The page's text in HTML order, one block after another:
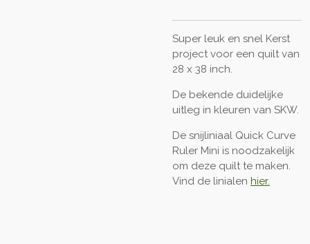
Super leuk en snel Kerst
project voor een quilt van
28 x 38 inch.
De bekende duidelijke
uitleg in kleuren van SKW.
De snijliniaal Quick Curve
Ruler Mini is noodzakelijk
om deze quilt te maken.
Vind de linialen hier.